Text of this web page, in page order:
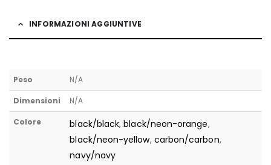
INFORMAZIONI AGGIUNTIVE
Peso N/A
Dimensioni N/A
Colore black/black,black/neon-orange,
black/neon-yellow, carbon/carbon,
navy/navy